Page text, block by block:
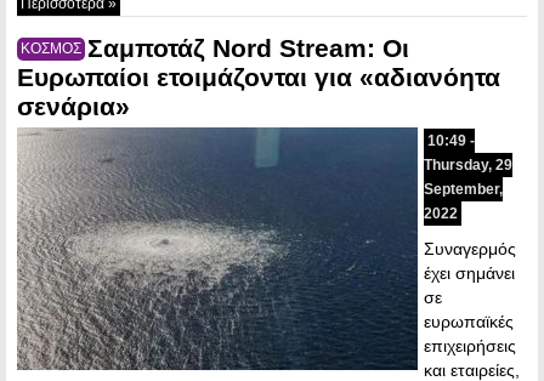
ΚΟΣΜΟΣ Σαμποτάζ Nord Stream: Οι
Ευρωπαίοι ετοιμάζονται για «αδιανόητα
σενάρια»
10:49 -
Thursday, 29
September,
2022
Συναγερμός
έχει σημάνει
σε
ευρωπαϊκές
επιχειρήσεις
και εταιρείες,